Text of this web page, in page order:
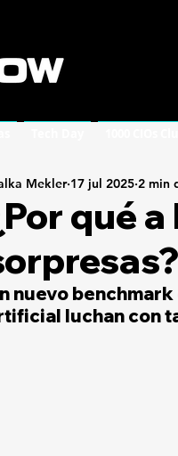
qué
Mekler 17 jul 2025 2 min
nuevo
luchan con